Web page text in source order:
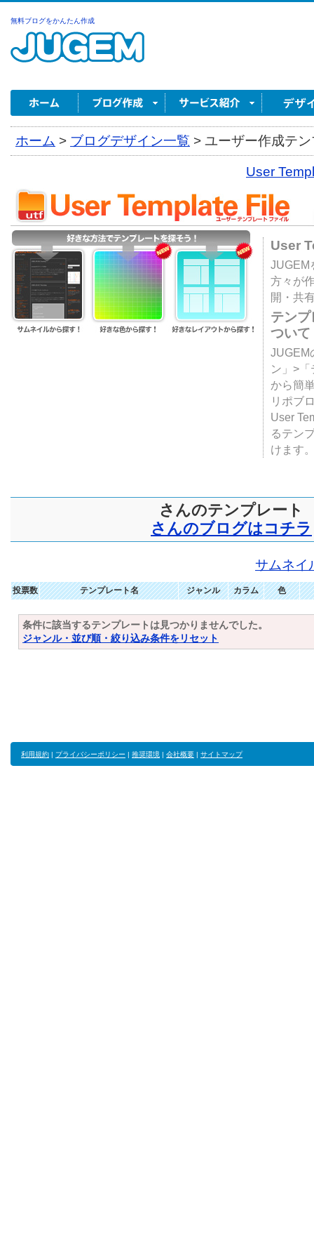
無料ブログをかんたん作成
ホーム > ブログデザイン一覧 > ユーザー作成テ
User
User
JUGEM
方々が
開・共
テン
ついて
JUGEM
ン」>
から簡
リポブ
User
るテン
けます
さんのテンプレート
さんのブログはコチラ
サムネイ
投票数 テンプレート名 ジャンル カラム 色
条件に該当するテンプレートは見つかりませんでした。
ジャンル・並び順・絞り込み条件をリセット
利用規約 | プライバシーポリシー | 推奨環境 | 会社概要 | サイトマップ